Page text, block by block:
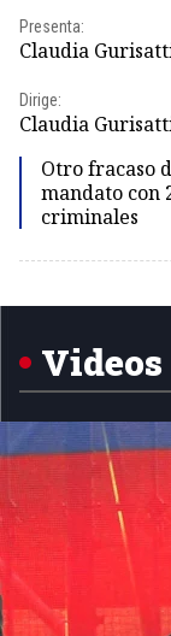
Presenta:
Claudia
Dirige:
Claudia
Otro fracaso
mandato con
criminales
1
Videos